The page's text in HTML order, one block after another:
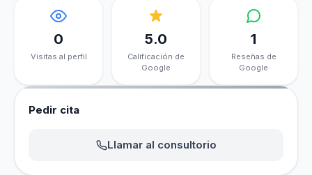
0
Visitas al perfil
5.0
Calificación de
Google
1
Reseñas de
Google
Pedir cita
Llamar al consultorio